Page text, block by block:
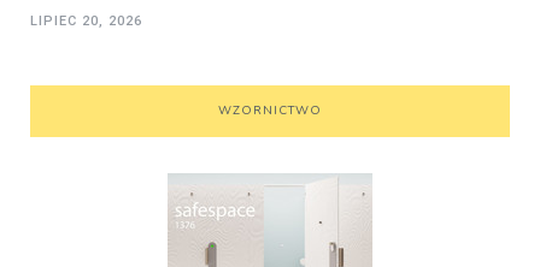
LIPIEC 20, 2026
WZORNICTWO